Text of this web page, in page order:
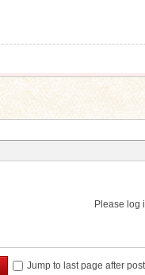
Please log
Jump to last page after